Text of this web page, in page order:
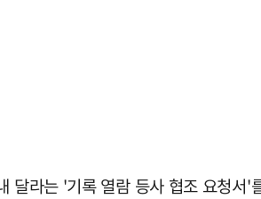
달라는 '기록 열람 등사 협조 요청서'